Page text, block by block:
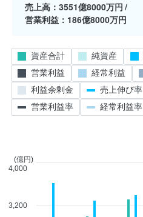
売上高
3551億8000万円
営業利益
186億8000万円
3,200
(億円)
4,000
資産合計 純資産
営業利益
経常利益
利益余剰金
売上伸び率
営業利益率
経常利益率